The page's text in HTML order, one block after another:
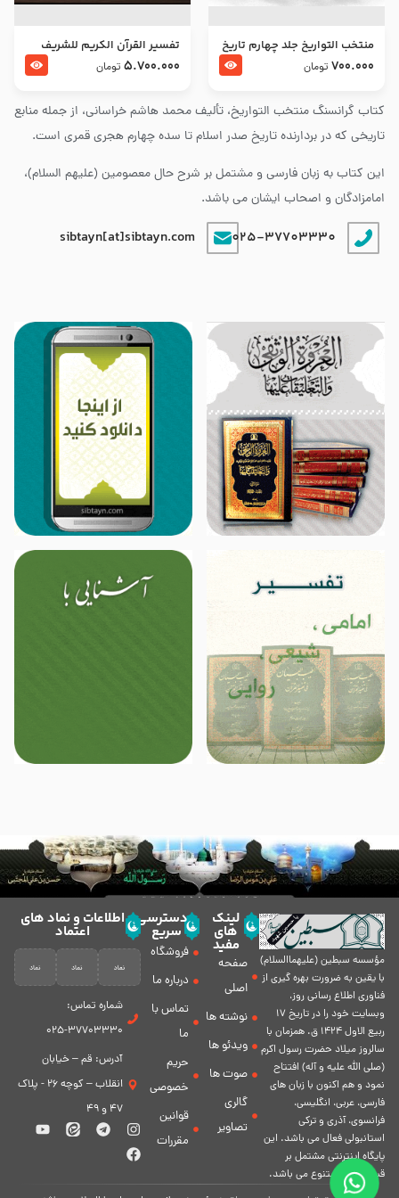
کتاب گرانسنگ منتخب التواريخ، تألیف محمد هاشم خراسانی، از جمله منابع
تاریخی که در بردارنده تاریخ صدر اسلام تا سده چهارم هجری قمری است.
این کتاب به زبان فارسی و مشتمل بر شرح حال معصومین (علیهم السلام)،
امامزادگان و اصحاب ایشان می باشد.
025-37703330
sibtayn[at]sibtayn.com
منتخب التواریخ جلد چهارم تاریخ
امام زین العابدین و امام محمد
700.000 تومان
تفسير القرآن الكريم للشريف
المرتضي قدس سرّه
5.700.000 تومان
مؤسسه سبطين (عليهماالسلام)
با يقين به ضرورت بهره گیرى از
فناورى اطلاع رسانى روز،
وبسایت خود را در تاريخ 17
ربيع الاول 1424 ق. همزمان با
سالروز ميلاد حضرت رسول اكرم
(صلی الله علیه و آله) افتتاح
نمود و هم اكنون با زبان های
فارسی، عربى، انگلیسی،
فرانسوی، آذری و ترکی
استانبولی فعال مى باشد. اين
پايگاه اينترنتى مشتمل بر
قسمت هاى متنوع مى باشد.
لینک
های
مفید
صفحه
اصلی
نوشته ها
ویدئو ها
صوت ها
گالری
تصاویر
دسترسی
سریع
فروشگاه
درباره ما
تماس با
ما
حریم
خصوصی
قوانین
مقررات
اطلاعات و نماد های
اعتماد
شماره تماس:
37703330-025
آدرس: قم – خیابان
انقلاب – کوچه 26 - پلاک
47 و 49